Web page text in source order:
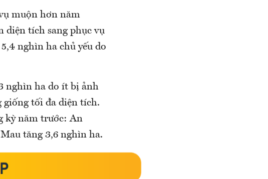
muộn hơn năm
diện tích sang phục vụ
nghìn ha chủ yếu do
nghìn ha do ít bị ảnh
giống tối đa diện tích.
kỳ năm trước: An
tăng 3,6 nghìn ha.